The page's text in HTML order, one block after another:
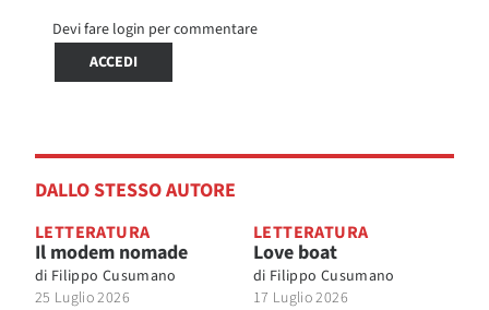
Devi fare login per commentare
ACCEDI
DALLO STESSO AUTORE
LETTERATURA
Il modem nomade
di Filippo Cusumano
25 Luglio 2026
LETTERATURA
Love boat
di Filippo Cusumano
17 Luglio 2026